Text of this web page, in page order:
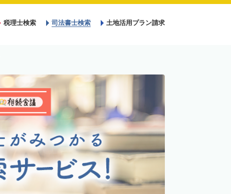
税理士検索 司法書士検索 土地活用プラン請求